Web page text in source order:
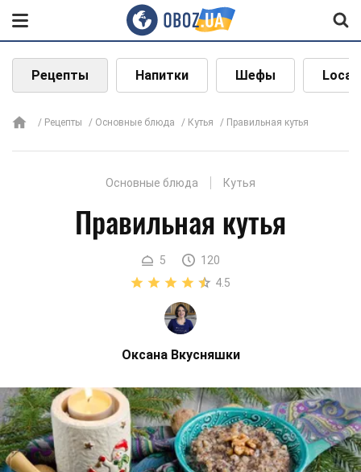
Рецепты Напитки Шефы Local
Рецепты Основные блюда Кутья Правильная кутья
Основные блюда Кутья
Правильная кутья
5
120
4.5
Оксана Вкусняшки